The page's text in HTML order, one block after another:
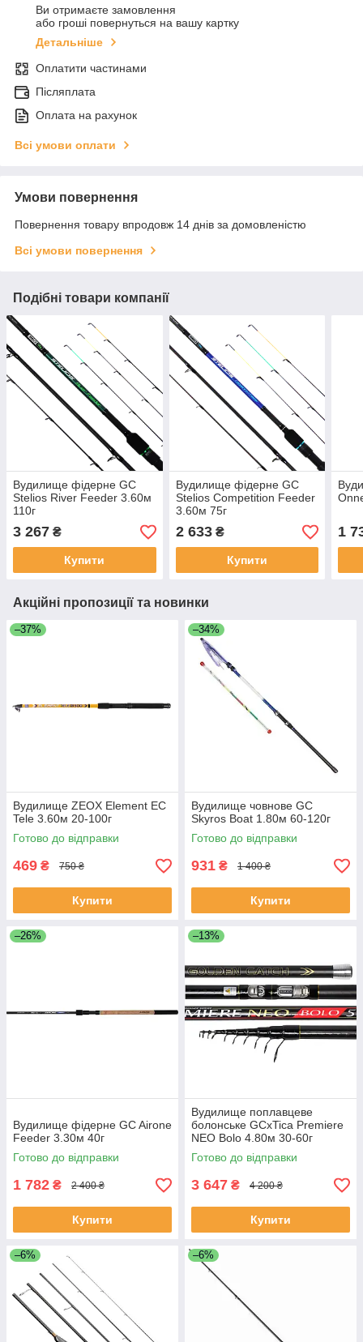
Ви отримаєте замовлення
або гроші повернуться на вашу картку
Детальніше
Оплатити частинами
Післяплата
Оплата на рахунок
Всі умови оплати
Умови повернення
Повернення товару впродовж 14 днів за домовленістю
Всі умови повернення
Подібні товари компанії
Вудилище фідерне GC
Stelios River Feeder 3.60м
110г
3 267 ₴
Купити
Вудилище фідерне GC
Stelios Competition Feeder
3.60м 75г
2 633₴
Купити
1
Акційні пропозиції та новинки
–37%
Вудилище ZEOX Element EС
Tele 3.60м 20-100г
Готово до відправки
469 ₴ 750 ₴
Купити
–34%
Вудилище човнове GC
Skyros Boat 1.80м 60-120г
Готово до відправки
931 ₴ 1 400 ₴
Купити
–26%
Вудилище фідерне GC Airone
Feeder 3.30м 40г
Готово до відправки
1 782 ₴ 2 400 ₴
Купити
–13%
Вудилище поплавцеве
болонське GCxTica Premiere
NEO Bolo 4.80м 30-60г
Готово до відправки
3 647 ₴ 4 200 ₴
Купити
–6% –6%